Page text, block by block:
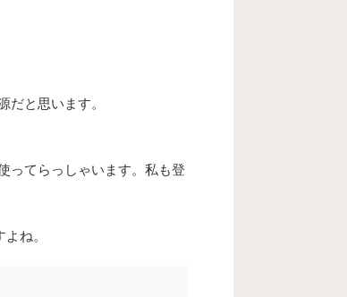
と思います。
ってらっしゃいます。私も登
ね。